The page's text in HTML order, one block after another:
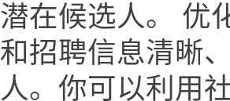
潜在候选人。 优
和招聘信息清晰
人。你可以利用